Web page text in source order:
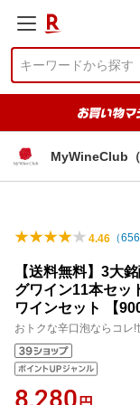
MyWineClub
4.46 （656
【送料無料】3大
グワイン11本セッ
ワインセット 【
おトクな辛口泡ならコレ